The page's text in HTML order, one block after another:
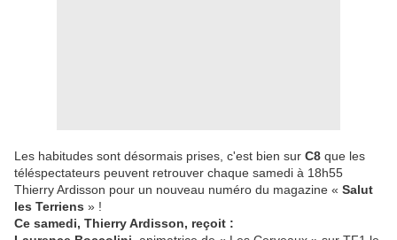
Les habitudes sont désormais prises, c'est bien sur C8 que les
téléspectateurs peuvent retrouver chaque samedi à 18h55
Thierry Ardisson pour un nouveau numéro du magazine « Salut
les Terriens » !
Ce samedi, Thierry Ardisson, reçoit :